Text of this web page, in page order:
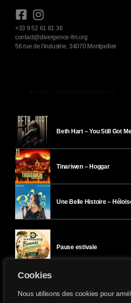
Cookies
Nous utilisons des cookies pour
+33 9 52 61 81 36
contact@divergence-fm.org
56 rue de l'industrie, 34070 Montpellier
Beth Hart – You Still Got Me
Tinariwen – Hoggar
Une Belle Histoire –
Pause estivale